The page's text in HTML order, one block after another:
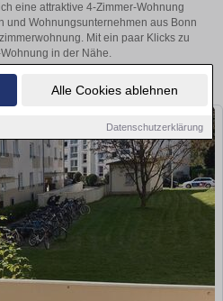
Alle Cookies ablehnen
Datenschutzerklärung
eine attraktive 4-Zimmer-Wohnung
und Wohnungsunternehmen aus Bonn
Mit ein paar Klicks zu
Wohnung in der Nähe.
zum mieten